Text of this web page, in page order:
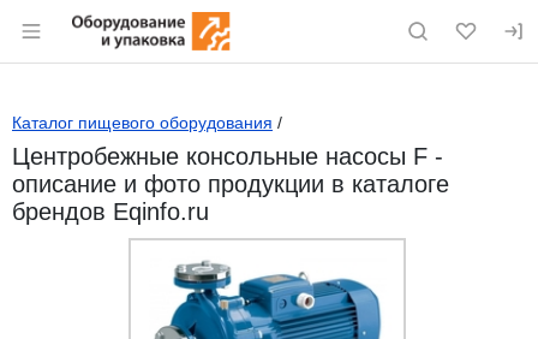
Раздел навигации по сайту eqinfo.ru
Каталог пищевого оборудования /
Центробежные консольные насосы F -
описание и фото продукции в каталоге
брендов Eqinfo.ru